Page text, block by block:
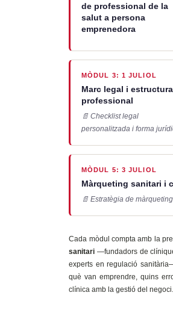
de professional de la
salut a persona
emprenedora
MÒDUL 3: 1 JULIOL
Marc legal i estructura
professional
📄 Checklist legal
personalitzada i forma
MÒDUL 5: 3 JULIOL
Màrqueting sanitari i
📄 Estratègia de
Cada mòdul compta amb la
sanitari —fundadors de
experts en regulació
què van emprendre, quins
clínica amb la gestió del negoci.